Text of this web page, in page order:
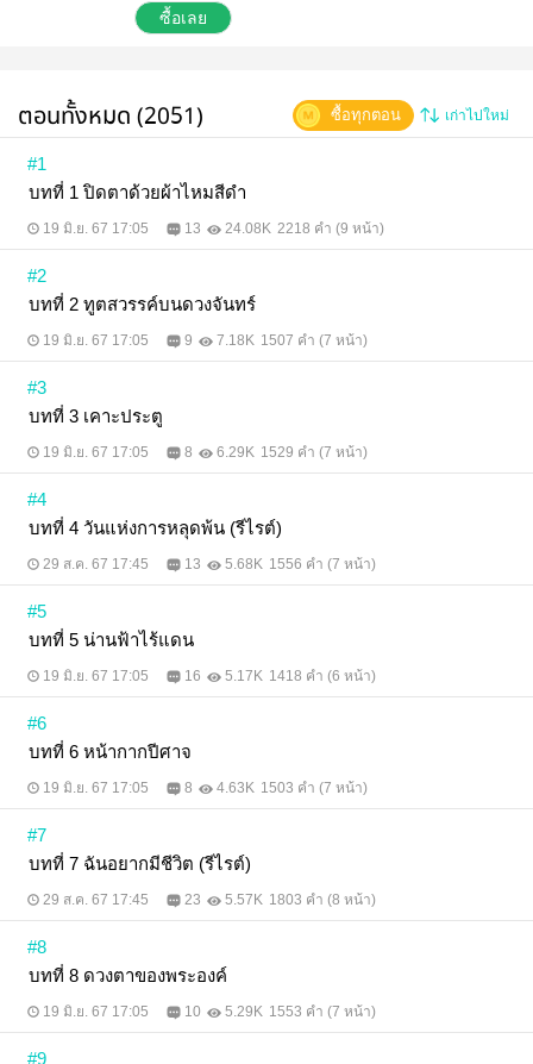
เยี่ยในวัยสิบเจ็ดปีมีผ้าพันตาแน่น ถึงแม้เขาจะปิดตาไว้
ทว่าเขากลับ เห็น ทุกอย่างรอบตัว นั่นอาจเป็นเพราะพลัง
ซ่อนเอาไว้ (บทที่ 1801-1860) อ่านก่อนใครได้ที่
Enjoybook.co
ซื้อเลย
ตอนทั้งหมด (2051) เก่าไปใหม่
ซื้อทุกตอน
#1
บทที่ 1 ปิดตาด้วยผ้าไหมสีดำ
19 มิ.ย. 67 17:05 13 24.08K 2218 คำ (9 หน้า)
#2
บทที่ 2 ทูตสวรรค์บนดวงจันทร์
19 มิ.ย. 67 17:05 9 7.18K 1507 คำ (7 หน้า)
#3
บทที่ 3 เคาะประตู
19 มิ.ย. 67 17:05 8 6.29K 1529 คำ (7 หน้า)
#4
บทที่ 4 วันแห่งการหลุดพ้น (รีไรต์)
29 ส.ค. 67 17:45 13 5.68K 1556 คำ (7 หน้า)
#5
บทที่ 5 น่านฟ้าไร้แดน
19 มิ.ย. 67 17:05 16 5.17K 1418 คำ (6 หน้า)
#6
บทที่ 6 หน้ากากปีศาจ
19 มิ.ย. 67 17:05 8 4.63K 1503 คำ (7 หน้า)
#7
บทที่ 7 ฉันอยากมีชีวิต (รีไรต์)
29 ส.ค. 67 17:45 23 5.57K 1803 คำ (8 หน้า)
#8
บทที่ 8 ดวงตาของพระองค์
19 มิ.ย. 67 17:05 10 5.29K 1553 คำ (7 หน้า)
#9